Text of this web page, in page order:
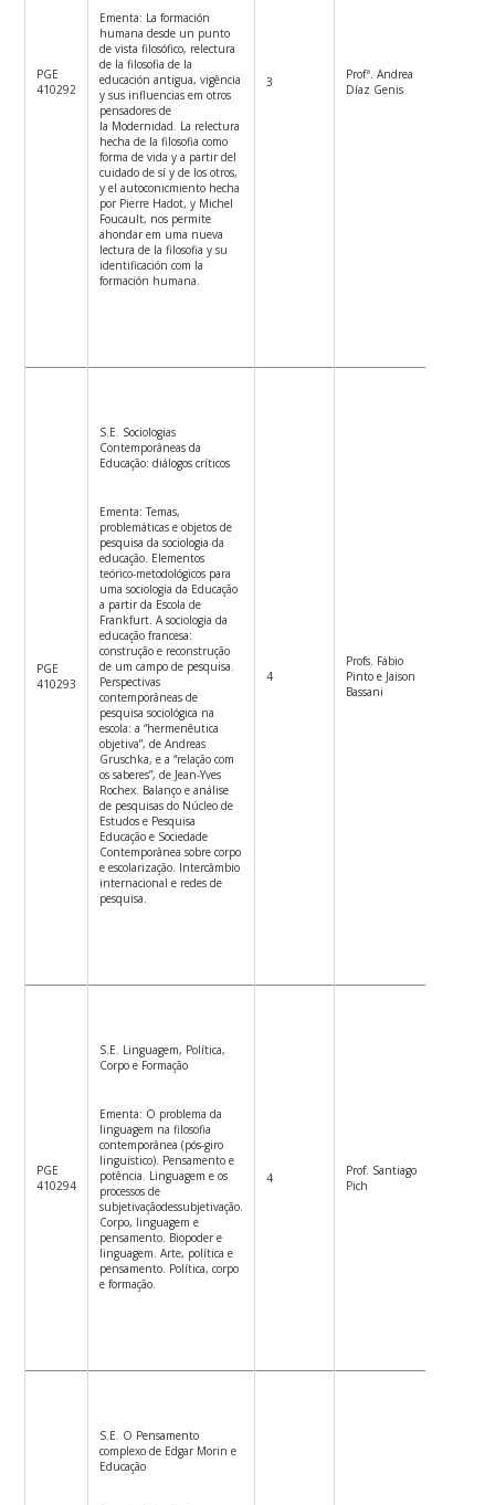
PGE
410292
Ementa: La formación
humana desde un punto
de vista filosófico, relectura
de la filosofia de la
educación antigua, vigência
y sus influencias em otros
pensadores de
la Modernidad. La relectura
hecha de la filosofia como
forma de vida y a partir del
cuidado de sí y de los otros,
y el autoconicmiento hecha
por Pierre Hadot, y Michel
Foucault, nos permite
ahondar em uma nueva
lectura de la filosofia y su
identificación com la
formación humana.
3
Profª. Andrea
Díaz Genis
PGE
410293
S.E. Sociologias
Contemporâneas da
Educação: diálogos críticos
Ementa: Temas,
problemáticas e objetos de
pesquisa da sociologia da
educação. Elementos
teórico-metodológicos para
uma sociologia da Educação
a partir da Escola de
Frankfurt. A sociologia da
educação francesa:
construção e reconstrução
de um campo de pesquisa.
Perspectivas
contemporâneas de
pesquisa sociológica na
escola: a “hermenêutica
objetiva”, de Andreas
Gruschka, e a “relação com
os saberes”, de Jean-Yves
Rochex. Balanço e análise
de pesquisas do Núcleo de
Estudos e Pesquisa
Educação e Sociedade
Contemporânea sobre corpo
e escolarização. Intercâmbio
internacional e redes de
pesquisa.
4
Profs. Fábio
Pinto e Jaison
Bassani
PGE
410294
S.E. Linguagem, Política,
Corpo e Formação
Ementa: O problema da
linguagem na filosofia
contemporânea (pós-giro
linguístico). Pensamento e
potência. Linguagem e os
processos de
subjetivaçãodessubjetivação.
Corpo, linguagem e
pensamento. Biopoder e
linguagem. Arte, política e
pensamento. Política, corpo
e formação.
4
Prof. Santiago
Pich
S.E. O Pensamento
complexo de Edgar Morin e
Educação